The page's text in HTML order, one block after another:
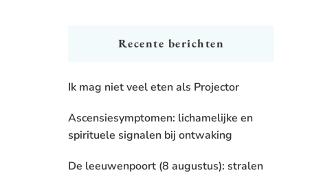
Recente berichten
Ik mag niet veel eten als Projector
Ascensiesymptomen: lichamelijke en
spirituele signalen bij ontwaking
De leeuwenpoort (8 augustus): stralen